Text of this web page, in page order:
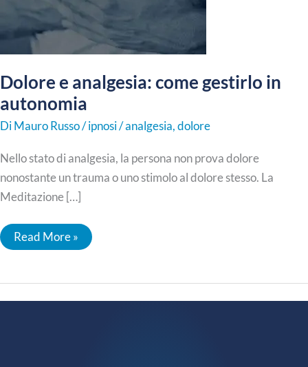
Dolore e analgesia: come gestirlo in
autonomia
DiMauro Russo/ipnosi/analgesia,dolore
Nello stato di analgesia, la persona non prova dolore
nonostante un trauma o uno stimolo al dolore stesso. La
Meditazione […]
Dolore
Read More »